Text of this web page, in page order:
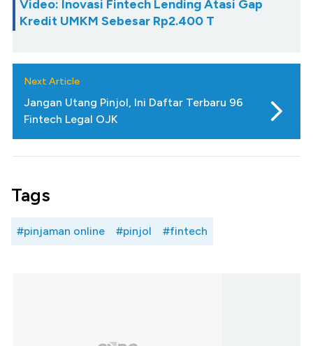
Video: Inovasi Fintech Lending Atasi Gap
Kredit UMKM Sebesar Rp2.400 T
Next Article
Jangan Utang Pinjol, Ini Daftar Terbaru 96
Fintech Legal OJK
Tags
#pinjaman online #pinjol #fintech